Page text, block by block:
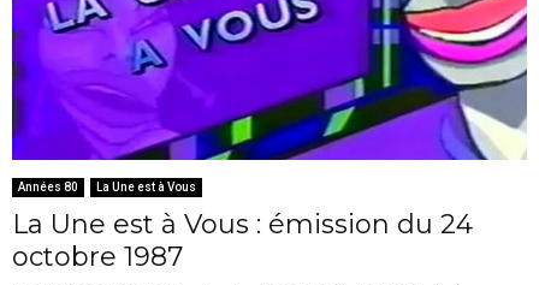
Années 80 La Une est à Vous
La Une est à Vous : émission du 24
octobre 1987